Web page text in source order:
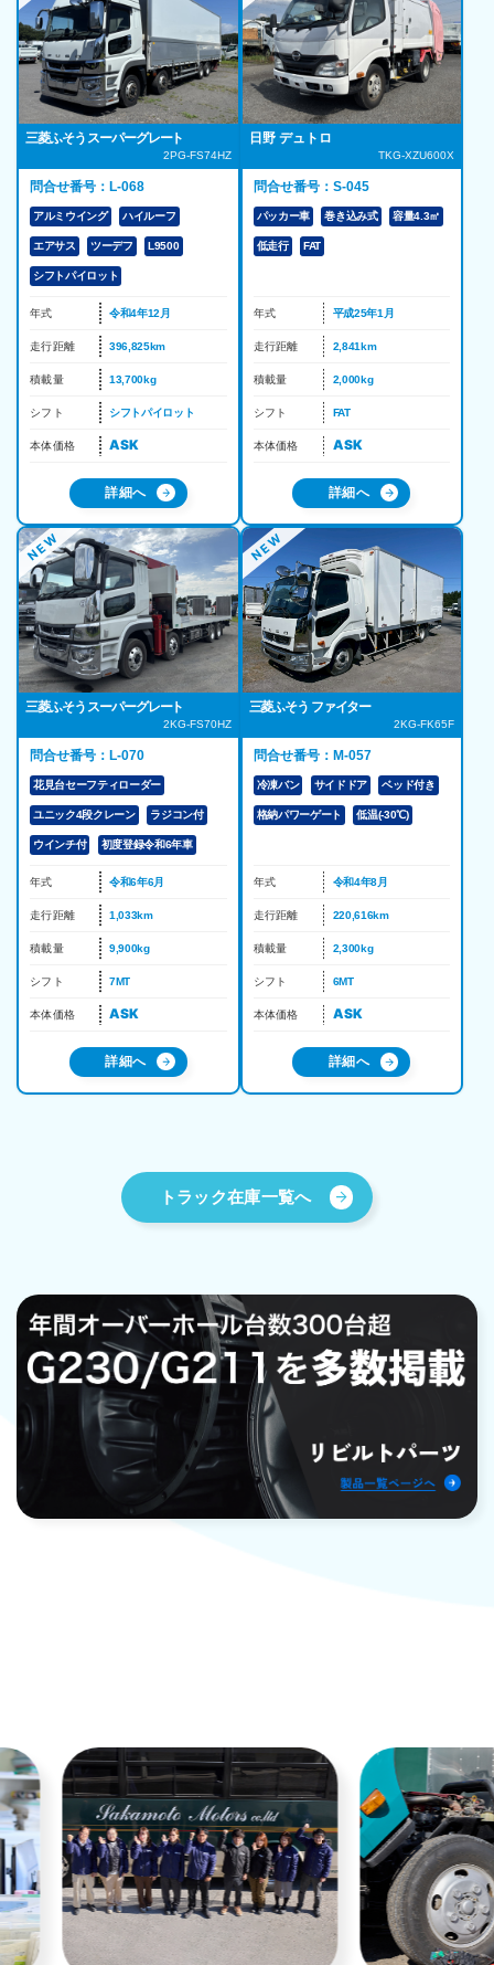
三菱ふそう スーパーグレート
2PG-FS74HZ
問合せ番号：L-068
アルミウイング ハイルーフ
エアサス ツーデフ L9500
シフトパイロット
年式 令和4年12月
走行距離 396,825km
積載量 13,700kg
シフト シフトパイロット
本体価格 ASK
詳細へ
日野 デュトロ
TKG-XZU600X
問合せ番号：S-045
パッカー車 巻き込み式 容量4.3㎥
低走行 FAT
年式 平成25年1月
走行距離 2,841km
積載量 2,000kg
シフト FAT
本体価格 ASK
詳細へ
三菱ふそう スーパーグレート
2KG-FS70HZ
問合せ番号：L-070
花見台セーフティローダー
ユニック4段クレーン ラジコン付
ウインチ付 初度登録令和6年車
年式 令和6年6月
走行距離 1,033km
積載量 9,900kg
シフト 7MT
本体価格 ASK
詳細へ
三菱ふそう ファイター
2KG-FK65F
問合せ番号：M-057
冷凍バン サイドドア ベッド付き
格納パワーゲート 低温(-30℃)
年式 令和4年8月
走行距離 220,616km
積載量 2,300kg
シフト 6MT
本体価格 ASK
詳細へ
トラック在庫一覧へ